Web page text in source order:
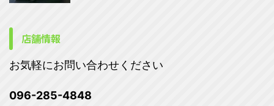
店舗情報
お気軽にお問い合わせください
096-285-4848